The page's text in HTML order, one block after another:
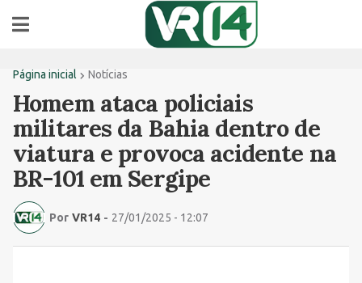
Página inicial Notícias
Homem ataca policiais
militares da Bahia dentro de
viatura e provoca acidente na
BR-101 em Sergipe
Por VR14 - 27/01/2025 - 12:07